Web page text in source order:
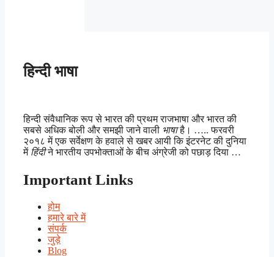
हिन्दी भाषा
हिन्दी संवैधानिक रूप से भारत की प्रथम राजभाषा और भारत की
सबसे अधिक बोली और समझी जाने वाली भाषाहै। ….. फरवरी
२०१८ में एक सर्वेक्षण के हवाले से खबर आयी कि इंटरनेट की दुनिया
में हिंदीने भारतीय उपभोक्ताओं के बीच अंग्रेजी को पछाड़ दिया …
Important Links
होम
हमारे बारे में
संपर्क
जुड़े
Blog